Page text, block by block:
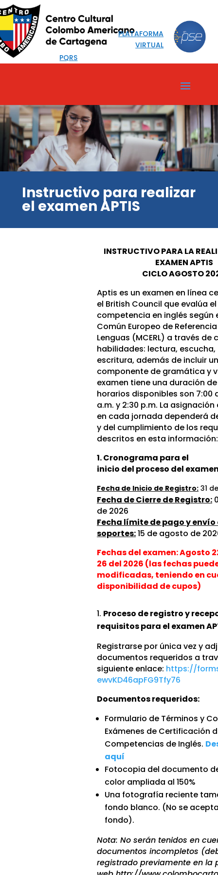
PQRS
PLATAFORMA
VIRTUAL
Instructivo para realizar
el examen APTIS
INSTRUCTIVO PARA LA
EXAMEN APTIS
CICLO AGOSTO
Aptis es un examen en línea
el British Council que evalúa
competencia en inglés según
Común Europeo de
Lenguas (MCERL) a través de
habilidades: lectura, escucha,
escritura, además de incluir un
componente de gramática y
examen tiene una duración
horarios disponibles son 7:00
a.m. y 2:30 p.m. La
en cada jornada dependerá
y del cumplimiento de los
descritos en esta información:
1. Cronograma para el
inicio del proceso del
Fecha de Inicio de Registro: 31
Fecha de Cierre de Registro:
de 2026
Fecha límite de pago y envío
soportes:15 de agosto de
Fechas del examen: Agosto
26 del 2026 (las fechas
modificadas, teniendo en
disponibilidad de cupos)
Proceso de registro y
requisitos para el examen
Registrarse por única vez y
documentos requeridos a
siguiente enlace: https://
ewvKD46apFG9Tfy76
Documentos requeridos:
Formulario de Términos y
Exámenes de Certificación
Competencias de Inglés.
aquí
Fotocopia del documento
color ampliada al 150%
Una fotografía reciente
fondo blanco. (No se
fondo).
Nota: No serán tenidos en
documentos incompletos
registrado previamente en la